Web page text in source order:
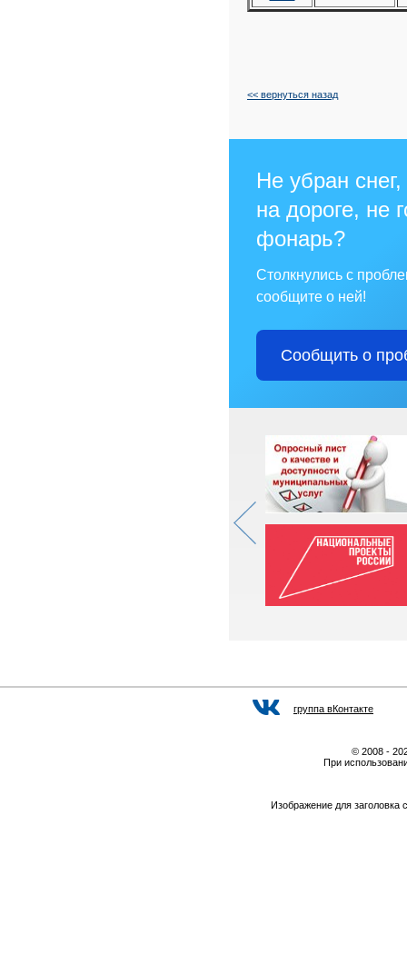
<< вернуться назад
Не убран
на дороге, не
фонарь?
Столкнулись с
сообщите о ней!
Сообщить о
группа вКонтакте
© 2008 -
При
Изображение для